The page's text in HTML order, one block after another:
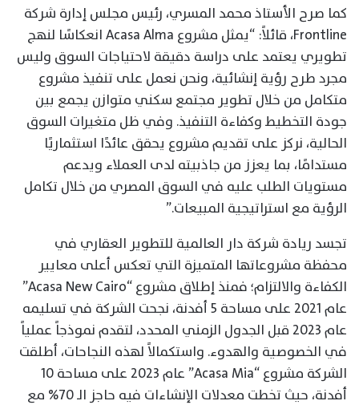
كما صرح الأستاذ محمد المسري، رئيس مجلس إدارة شركة
Frontline، قائلاً: “يمثل مشروع Acasa Alma انعكاسًا لنهج
تطويري يعتمد على دراسة دقيقة لاحتياجات السوق وليس
مجرد طرح رؤية إنشائية، ونحن نعمل على تنفيذ مشروع
متكامل من خلال تطوير مجتمع سكني متوازن يجمع بين
جودة التخطيط وكفاءة التنفيذ. وفي ظل متغيرات السوق
الحالية، نركز على تقديم مشروع يحقق عائدًا استثماريًا
مستدامًا، بما يعزز من جاذبيته لدى العملاء ويدعم
مستويات الطلب عليه في السوق المصري من خلال تكامل
الرؤية مع استراتيجية المبيعات.”
تجسد ريادة شركة دار العالمية للتطوير العقاري في
محفظة مشروعاتها المتميزة التي تعكس أعلى معايير
الكفاءة والالتزام؛ فمنذ إطلاق مشروع “Acasa New Cairo”
عام 2021 على مساحة 5 أفدنة، نجحت الشركة في تسليمه
عام 2023 قبل الجدول الزمني المحدد، لتقدم نموذجاً عملياً
في الخصوصية والهدوء. واستكمالاً لهذه النجاحات، أطلقت
الشركة مشروع “Acasa Mia” عام 2023 على مساحة 10
أفدنة، حيث تخطت معدلات الإنشاءات فيه حاجز الـ 70% مع